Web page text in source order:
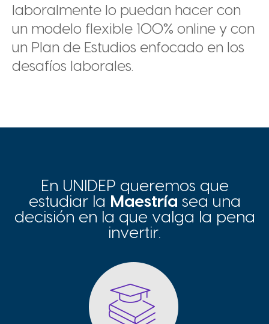
laboralmente lo puedan hacer con
un modelo flexible 100% online y con
un Plan de Estudios enfocado en los
desafíos laborales.
En UNIDEP queremos que
estudiar la Maestría sea una
decisión en la que valga la pena
invertir.